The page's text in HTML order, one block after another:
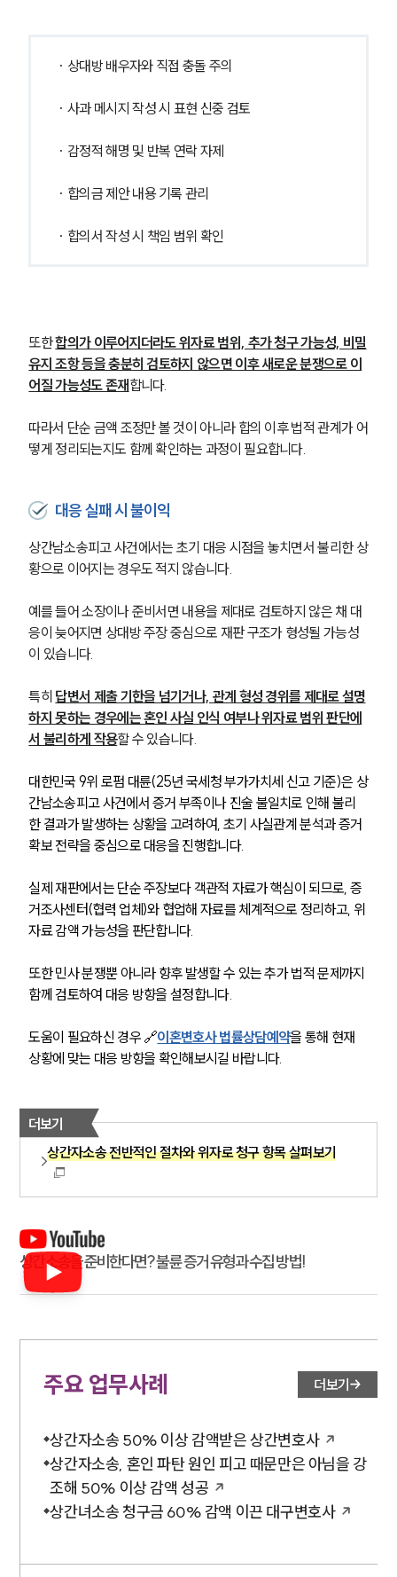
· 상대방 배우자와 직접 충돌 주의
· 사과 메시지 작성 시 표현 신중 검토
· 감정적 해명 및 반복 연락 자제
· 합의금 제안 내용 기록 관리
· 합의서 작성 시 책임 범위 확인
또한 합의가 이루어지더라도 위자료 범위, 추가 청구 가능성, 비밀
유지 조항 등을 충분히 검토하지 않으면 이후 새로운 분쟁으로 이
어질 가능성도 존재합니다.
따라서 단순 금액 조정만 볼 것이 아니라 합의 이후 법적 관계가 어
떻게 정리되는지도 함께 확인하는 과정이 필요합니다.
대응 실패 시 불이익
상간남소송피고 사건에서는 초기 대응 시점을 놓치면서 불리한 상
황으로 이어지는 경우도 적지 않습니다.
예를 들어 소장이나 준비서면 내용을 제대로 검토하지 않은 채 대
응이 늦어지면 상대방 주장 중심으로 재판 구조가 형성될 가능성
이 있습니다.
특히 답변서 제출 기한을 넘기거나, 관계 형성 경위를 제대로 설명
하지 못하는 경우에는 혼인 사실 인식 여부나 위자료 범위 판단에
서 불리하게 작용할 수 있습니다.
대한민국 9위 로펌 대륜(25년 국세청 부가가치세 신고 기준)은 상
간남소송피고 사건에서 증거 부족이나 진술 불일치로 인해 불리
한 결과가 발생하는 상황을 고려하여, 초기 사실관계 분석과 증거
확보 전략을 중심으로 대응을 진행합니다.
실제 재판에서는 단순 주장보다 객관적 자료가 핵심이 되므로, 증
거조사센터(협력 업체)와 협업해 자료를 체계적으로 정리하고, 위
자료 감액 가능성을 판단합니다.
또한 민사 분쟁뿐 아니라 향후 발생할 수 있는 추가 법적 문제까지
함께 검토하여 대응 방향을 설정합니다.
도움이 필요하신 경우 🔗이혼변호사 법률상담예약을 통해 현재
상황에 맞는 대응 방향을 확인해보시길 바랍니다.
더보기
상간자소송 전반적인 절차와 위자로 청구 항목 살펴보기
상간소송을 준비한다면? 불륜 증거 유형과 수집 방법!
주요 업무사례 더보기
상간자소송 50% 이상 감액받은 상간변호사
상간자소송, 혼인 파탄 원인 피고 때문만은 아님을 강
조해 50% 이상 감액 성공
상간녀소송 청구금 60% 감액 이끈 대구변호사